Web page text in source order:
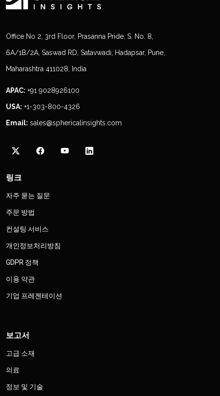
Office No 2, 3rd Floor, Prasanna Pride, S. No. 8,
6A/1B/2A, Saswad RD, Satavwadi, Hadapsar, Pune,
Maharashtra 411028, India
APAC: +91 9028926100
USA: +1-303-800-4326
Email: sales@sphericalinsights.com
링크
자주 묻는 질문
주문 방법
컨설팅 서비스
개인정보처리방침
GDPR 정책
이용 약관
기업 프레젠테이션
보고서
고급 소재
의료
정보 및 기술